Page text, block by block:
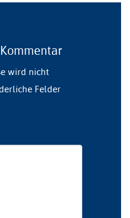
wird nicht
Felder